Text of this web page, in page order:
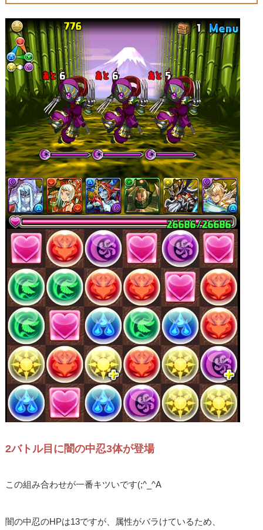
2バトル目に闇の中忍3体が登場
この組み合わせが一番キツいです(;^_^A
闇の中忍のHPは13ですが、属性がバラけているため、